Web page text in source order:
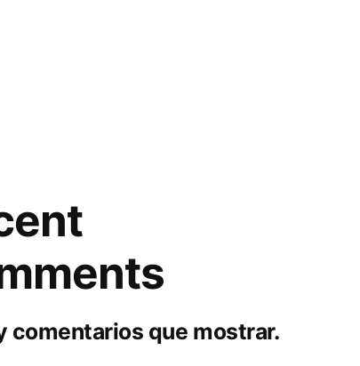
comentarios que mostrar.